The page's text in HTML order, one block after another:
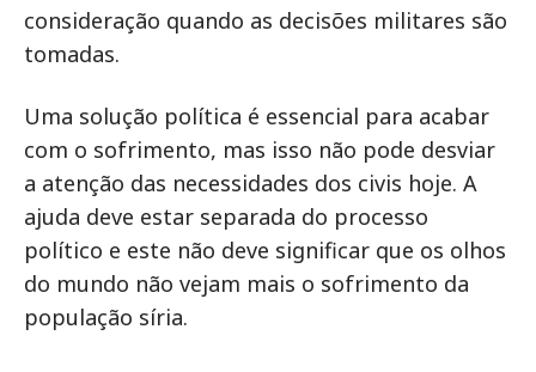
consideração quando as decisões militares são
tomadas.
Uma solução política é essencial para acabar
com o sofrimento, mas isso não pode desviar
a atenção das necessidades dos civis hoje. A
ajuda deve estar separada do processo
político e este não deve significar que os olhos
do mundo não vejam mais o sofrimento da
população síria.